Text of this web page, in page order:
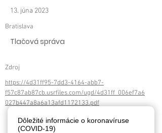
13. júna 2023
Bratislava
Tlačová správa
Zdroj
https://4d31ff95-7dd3-4164-abb7-
f57c87ab87cb.usrfiles.com/ugd/4d31ff_006ef7a6
027b447a8a6a13afd1172133.pdf
< späť ďalej >
Dôležité informácie o koronavíruse
(COVID-19)